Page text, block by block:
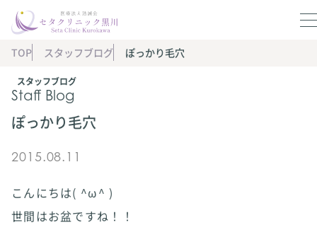
スタッフブログ
Staff Blog
TOP スタッフブログ ぽっかり毛穴
ぽっかり毛穴
2015.08.11
こんにちは( ^ω^ )
世間はお盆ですね！！